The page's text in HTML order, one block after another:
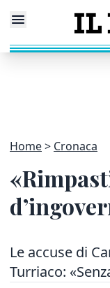
Home Cronaca
Le accuse di
Turriaco: